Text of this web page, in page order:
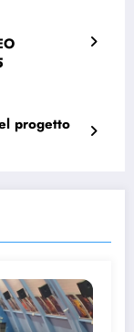
progetto